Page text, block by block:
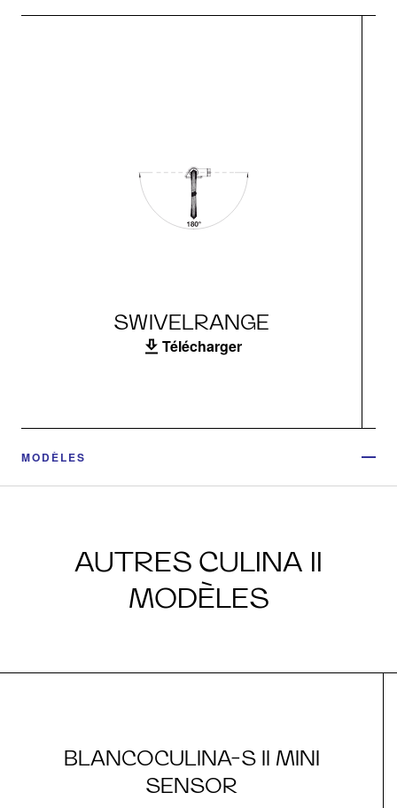
SWIVELRANGE
Télécharger
MODÈLES
AUTRES CULINA II
MODÈLES
BLANCOCULINA-S II MINI
SENSOR